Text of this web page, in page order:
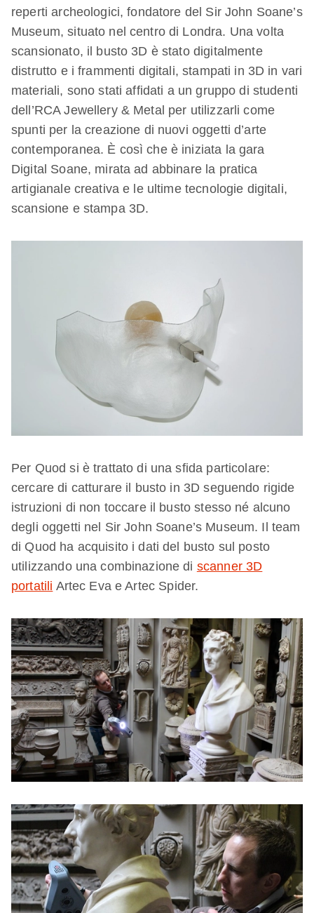
reperti archeologici, fondatore del Sir John Soane’s
Museum, situato nel centro di Londra. Una volta
scansionato, il busto 3D è stato digitalmente
distrutto e i frammenti digitali, stampati in 3D in vari
materiali, sono stati affidati a un gruppo di studenti
dell’RCA Jewellery & Metal per utilizzarli come
spunti per la creazione di nuovi oggetti d’arte
contemporanea. È così che è iniziata la gara
Digital Soane, mirata ad abbinare la pratica
artigianale creativa e le ultime tecnologie digitali,
scansione e stampa 3D.
Per Quod si è trattato di una sfida particolare:
cercare di catturare il busto in 3D seguendo rigide
istruzioni di non toccare il busto stesso né alcuno
degli oggetti nel Sir John Soane’s Museum. Il team
di Quod ha acquisito i dati del busto sul posto
utilizzando una combinazione di scanner 3D
portatili Artec Eva e Artec Spider.